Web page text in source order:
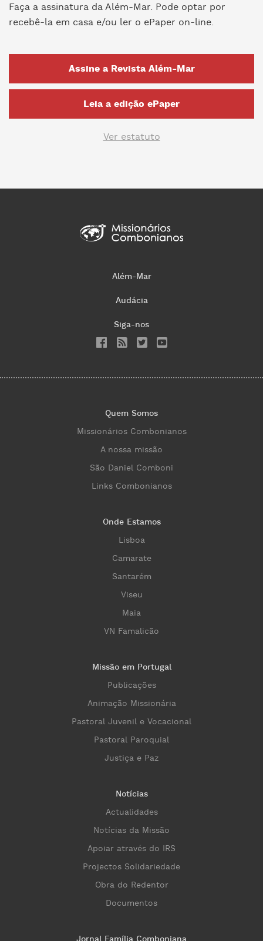
Faça a assinatura da Além-Mar. Pode optar por
recebê-la em casa e/ou ler o ePaper on-line.
Assine a Revista Além-Mar
Leia a edição ePaper
Ver estatuto
Além-Mar
Audácia
Siga-nos
Quem Somos
Missionários Combonianos
A nossa missão
São Daniel Comboni
Links Combonianos
Onde Estamos
Lisboa
Camarate
Santarém
Viseu
Maia
VN Famalicão
Missão em Portugal
Publicações
Animação Missionária
Pastoral Juvenil e Vocacional
Pastoral Paroquial
Justiça e Paz
Notícias
Actualidades
Notícias da Missão
Apoiar através do IRS
Projectos Solidariedade
Obra do Redentor
Documentos